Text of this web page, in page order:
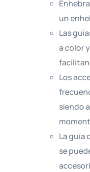
un
Las
a color
Los
siendo
La guía
se